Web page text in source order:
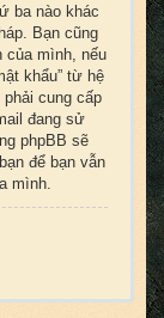
ba nào khác
Bạn cũng
của mình, nếu
khẩu” từ hệ
cung cấp
đang sử
phpBB sẽ
để bạn vẫn
mình.